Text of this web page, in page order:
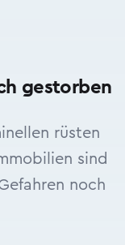
gestorben
rüsten
sind
noch